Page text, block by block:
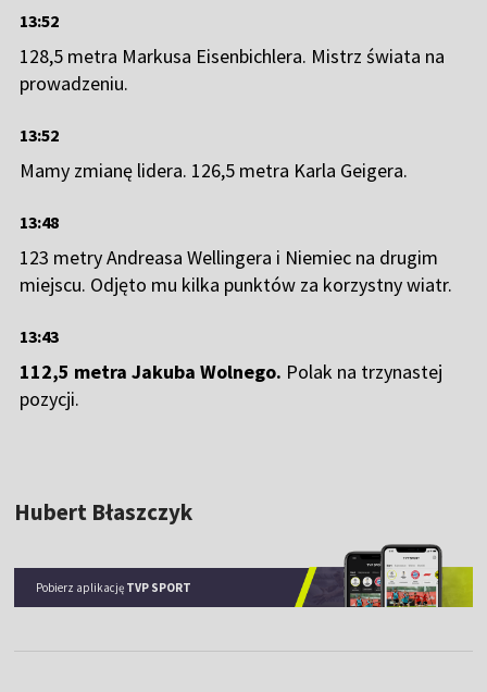
13:52
128,5 metra Markusa Eisenbichlera. Mistrz świata na
prowadzeniu.
13:52
Mamy zmianę lidera. 126,5 metra Karla Geigera.
13:48
123 metry Andreasa Wellingera i Niemiec na drugim
miejscu. Odjęto mu kilka punktów za korzystny wiatr.
13:43
112,5 metra Jakuba Wolnego. Polak na trzynastej
pozycji.
Hubert Błaszczyk
Pobierz aplikację TVP SPORT